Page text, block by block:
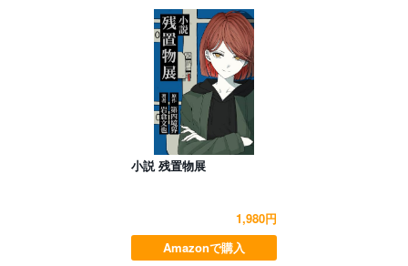
小説 残置物展
1,980円
Amazonで購入